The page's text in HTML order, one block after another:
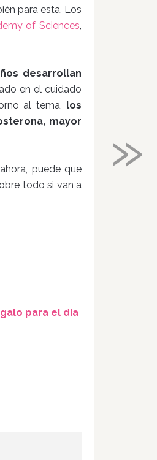
para esta. Los
of Sciences,
desarrollan
en el cuidado
al tema, los
mayor
puede que
todo si van a
para el día
»